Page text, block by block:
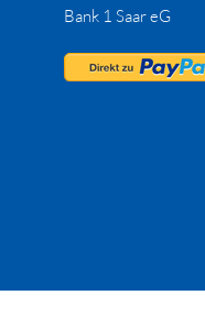
Bank 1 Saar eG